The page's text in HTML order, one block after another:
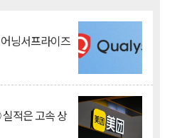
닝서프라이즈
적은 고속 상